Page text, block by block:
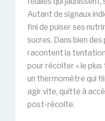
Autant de signaux
fini de puiser ses
sucres. Dans bien
racontent la
pour récolter « le
un thermomètre qui
agir vite, quitte à
post-récolte.